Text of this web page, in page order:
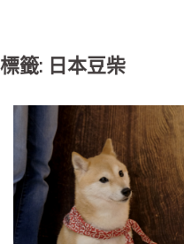
標籤: 日本豆柴